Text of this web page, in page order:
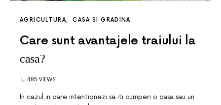
AGRICULTURA CASA SI GRADINA
Care sunt avantajele traiului la
casa?
485 VIEWS
In cazul in care intentionezi sa iti cumperi o casa sau un